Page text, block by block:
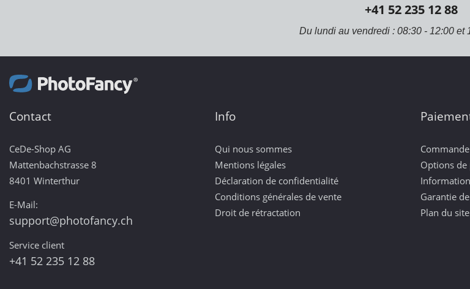
+41 52 235 12 88
Du lundi au vendredi : 08:30 - 12:00 et
Contact
CeDe-Shop AG
Mattenbachstrasse 8
8401 Winterthur
E-Mail:
support@photofancy.ch
Service client
+41 52 235 12 88
Info
Qui nous sommes
Mentions légales
Déclaration de confidentialité
Conditions générales de vente
Droit de rétractation
Commande
Options
Garantie
Plan du site